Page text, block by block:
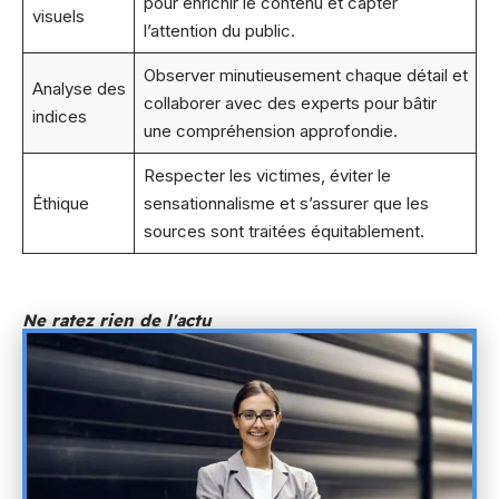
visuels
l’attention du public.
Analyse des
indices
Observer minutieusement chaque détail et
collaborer avec des experts pour bâtir
une compréhension approfondie.
Éthique
Respecter les victimes, éviter le
sensationnalisme et s’assurer que les
sources sont traitées équitablement.
Ne ratez rien de l'actu